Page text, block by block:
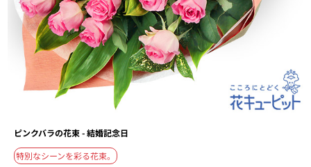
ピンクバラの花束 - 結婚記念日
特別なシーンを彩る花束。